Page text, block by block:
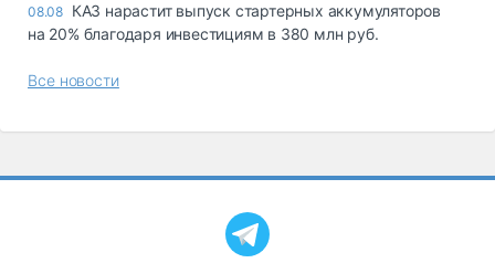
08.08 КАЗ нарастит выпуск стартерных аккумуляторов
на 20% благодаря инвестициям в 380 млн руб.
Все новости